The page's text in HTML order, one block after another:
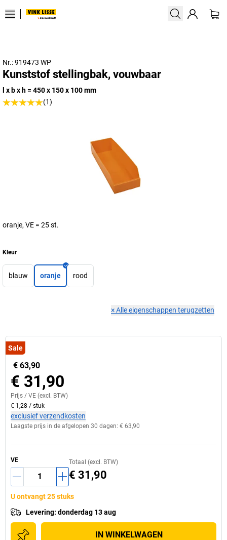
Nr.: 919473 WP
Kunststof stellingbak, vouwbaar
l x b x h = 450 x 150 x 100 mm
(1)
oranje, VE = 25 st.
Kleur
blauw oranje rood
×Alle eigenschappen terugzetten
Sale
€ 63,90
€ 31,90
Prijs / VE (excl. BTW)
€ 1,28 / stuk
exclusief verzendkosten
Laagste prijs in de afgelopen 30 dagen: € 63,90
VE Totaal (excl. BTW)
€ 31,90
U ontvangt 25 stuks
Levering: donderdag 13 aug
IN WINKELWAGEN